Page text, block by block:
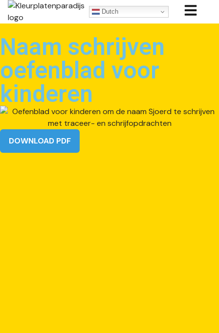
Dutch
Naam schrijven
oefenblad voor
kinderen
DOWNLOAD PDF